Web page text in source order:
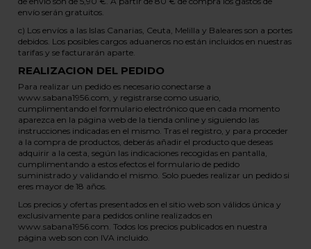
envío serán gratuitos.
c) Los envíos a las Islas Canarias, Ceuta, Melilla y Baleares son a portes
debidos. Los posibles cargos aduaneros no están incluidos en nuestras
tarifas y se facturarán aparte.
REALIZACION DEL PEDIDO
Para realizar un pedido es necesario conectarse a
www.sabana1956.com, y registrarse como usuario,
cumplimentando el formulario electrónico que en cada momento
aparezca en la página web de la tienda online y siguiendo las
instrucciones indicadas en el mismo. Tras el registro, y para proceder
a la compra de productos, deberás añadir el producto que deseas
adquirir a la cesta, según las indicaciones recogidas en pantalla,
cumplimentando a estos efectos el formulario de pedido
suministrado y validando el mismo. Solo puedes realizar un pedido si
eres mayor de 18 años.
Los precios y ofertas presentados en el sitio web son válidos única y
exclusivamente para pedidos online realizados en
www.sabana1956.com. Todos los precios publicados en nuestra
página web son con IVA incluido.